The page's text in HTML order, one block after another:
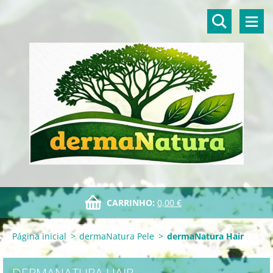
CARRINHO: 0,00 €
Página inicial > dermaNatura Pele > dermaNatura Hair